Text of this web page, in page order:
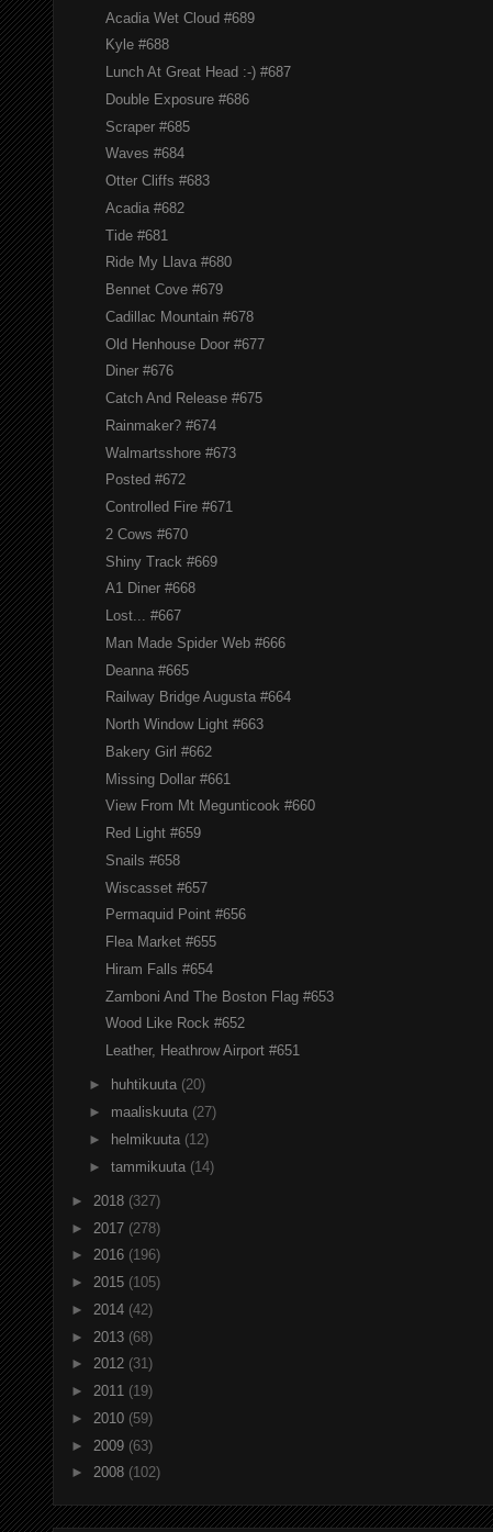
Acadia Wet Cloud #689
Kyle #688
Lunch At Great Head :-) #687
Double Exposure #686
Scraper #685
Waves #684
Otter Cliffs #683
Acadia #682
Tide #681
Ride My Llava #680
Bennet Cove #679
Cadillac Mountain #678
Old Henhouse Door #677
Diner #676
Catch And Release #675
Rainmaker? #674
Walmartsshore #673
Posted #672
Controlled Fire #671
2 Cows #670
Shiny Track #669
A1 Diner #668
Lost... #667
Man Made Spider Web #666
Deanna #665
Railway Bridge Augusta #664
North Window Light #663
Bakery Girl #662
Missing Dollar #661
View From Mt Megunticook #660
Red Light #659
Snails #658
Wiscasset #657
Permaquid Point #656
Flea Market #655
Hiram Falls #654
Zamboni And The Boston Flag #653
Wood Like Rock #652
Leather, Heathrow Airport #651
► huhtikuuta (20)
► maaliskuuta (27)
►
helmikuuta (12)
► tammikuuta (14)
► 2018 (327)
► 2017 (278)
► 2016 (196)
► 2015 (105)
► 2014 (42)
► 2013 (68)
► 2012 (31)
► 2011 (19)
► 2010 (59)
► 2009 (63)
► 2008 (102)